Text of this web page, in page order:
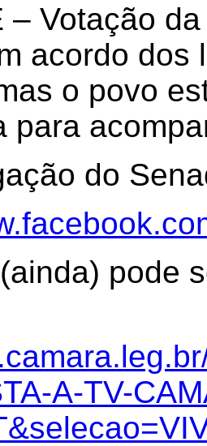
– Votação
acordo
o povo
para
do
pode
A-TV-